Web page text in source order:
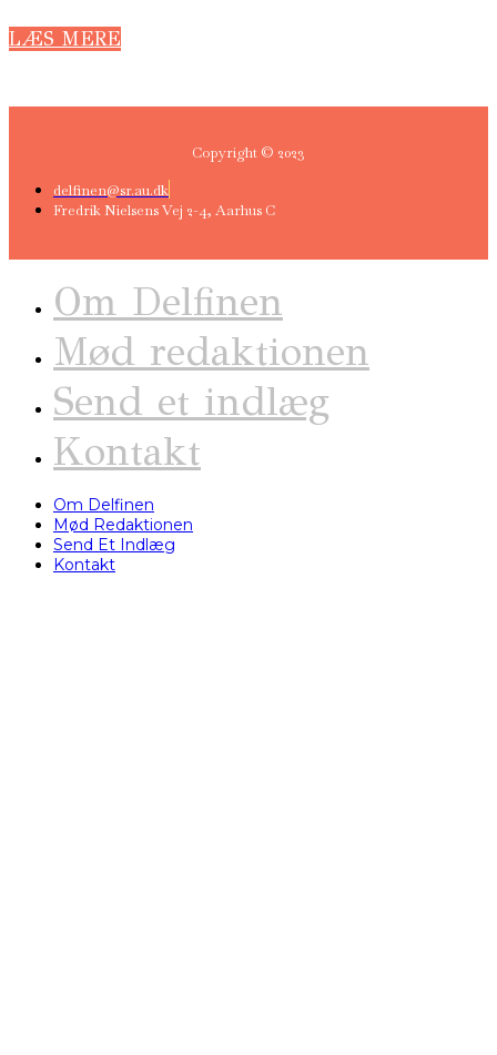
LÆS MERE
Copyright © 2023
delfinen@sr.au.dk
Fredrik Nielsens Vej 2-4, Aarhus C
Om Delfinen
Mød redaktionen
Send et indlæg
Kontakt
Om Delfinen
Mød Redaktionen
Send Et Indlæg
Kontakt